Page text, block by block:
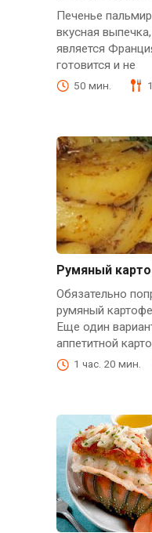
Печенье
вкусная
является
готовится и не
50 мин.
Румяный
Обязательно
румяный
Еще один
аппетитной
1 час. 20 мин.